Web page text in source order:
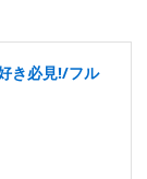
き必見!/フル